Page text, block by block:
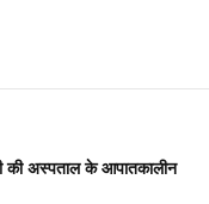
की अस्पताल के आपातकालीन